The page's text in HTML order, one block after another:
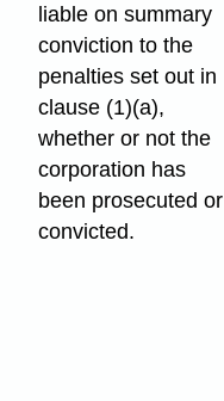
liable on summary
conviction to the
penalties set out in
clause (1)⁠(a),
whether or not the
corporation has
been prosecuted or
convicted.